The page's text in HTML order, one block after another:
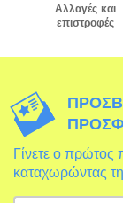
Αλλαγές και
επιστροφές
Γίνετε ο πρώτος
καταχωρώντας